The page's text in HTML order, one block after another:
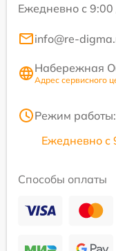
Ежедневно с
info@re-
Набережная
Адрес сервисного
Режим работы:
Ежедневно с
Способы оплаты